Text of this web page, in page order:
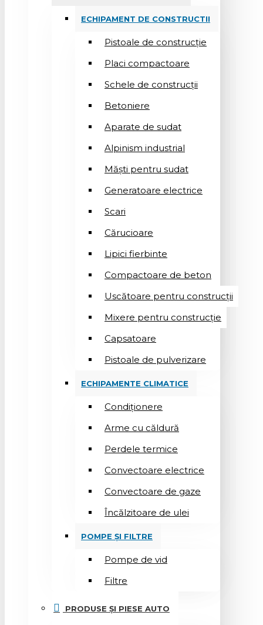
ECHIPAMENT DE CONSTRUCTII
Pistoale de construcție
Placi compactoare
Schele de construcții
Betoniere
Aparate de sudat
Alpinism industrial
Măști pentru sudat
Generatoare electrice
Scari
Cărucioare
Lipici fierbinte
Compactoare de beton
Uscătoare pentru construcții
Mixere pentru construcție
Capsatoare
Pistoale de pulverizare
ECHIPAMENTE CLIMATICE
Condiționere
Arme cu căldură
Perdele termice
Convectoare electrice
Convectoare de gaze
Încălzitoare de ulei
POMPE ȘI FILTRE
Pompe de vid
Filtre
PRODUSE ȘI PIESE AUTO